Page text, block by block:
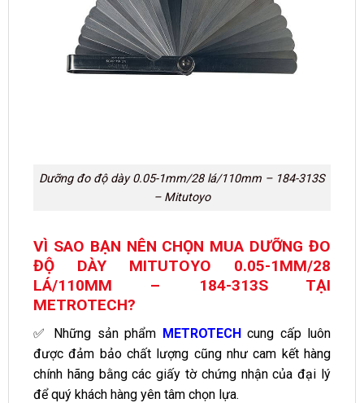
Dưỡng đo độ dày 0.05-1mm/28 lá/110mm – 184-313S
– Mitutoyo
VÌ SAO BẠN NÊN CHỌN MUA DƯỠNG ĐO
ĐỘ DÀY MITUTOYO 0.05-1MM/28
LÁ/110MM – 184-313S TẠI
METROTECH?
✅ Những sản phẩm METROTECHcung cấp luôn
được đảm bảo chất lượng cũng như cam kết hàng
chính hãng bằng các giấy tờ chứng nhận của đại lý
để quý khách hàng yên tâm chọn lựa.